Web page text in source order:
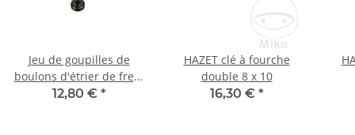
Jeu de goupilles de
boulons d'étrier de frein
PPS-903 pour Honda XRV
12,80 € *
HAZET clé à fourche
double 8 x 10
16,30 € *